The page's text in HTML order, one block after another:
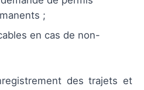
;
en cas de non-
des trajets et